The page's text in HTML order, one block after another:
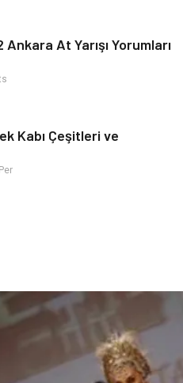
Ankara At Yarışı Yorumları
Kabı Çeşitleri ve